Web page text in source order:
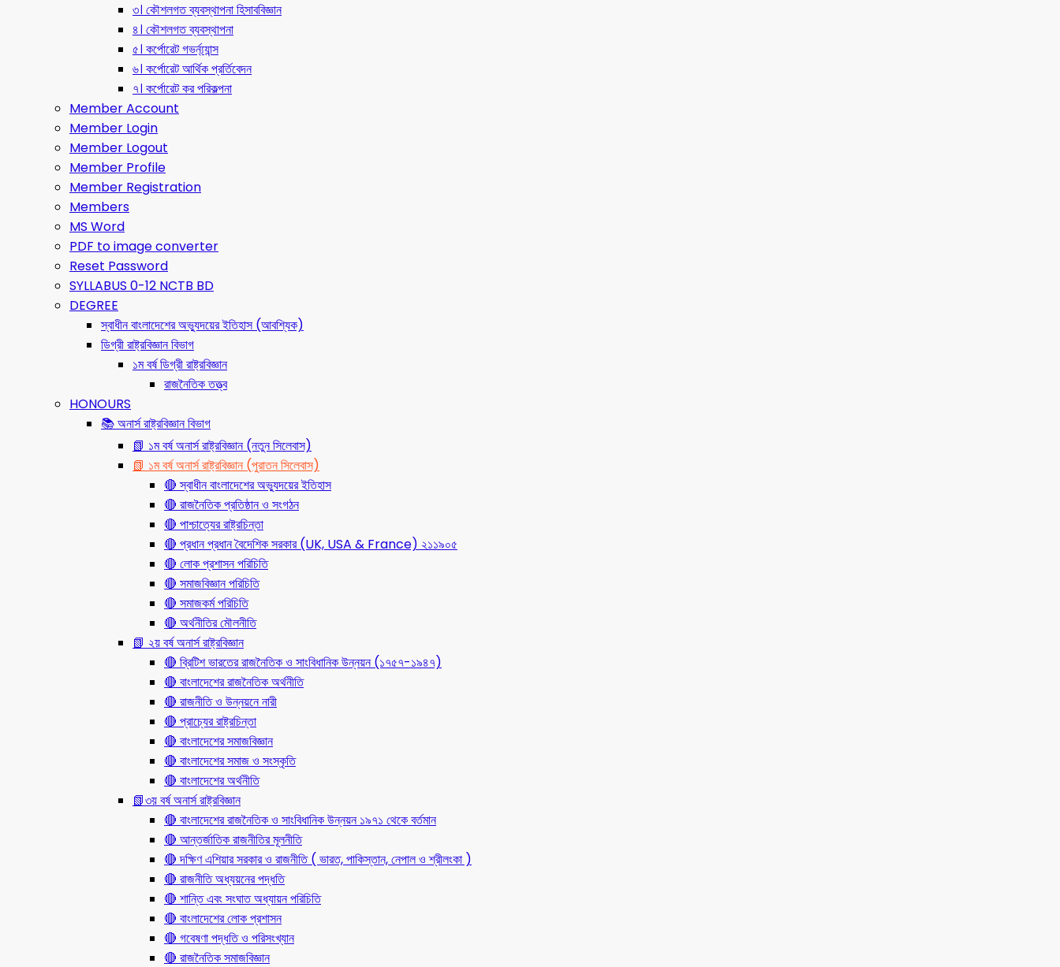
৩। কৌশলগত ব্যবস্থাপনা হিসাববিজ্ঞান
৪। কৌশলগত ব্যবস্থাপনা
৫। কর্পোরেট গভর্ন্য্যান্স
৬। কর্পোরেট আর্থিক প্রর্তিবেদন
৭। কর্পোরেট কর পরিকল্পনা
Member Account
Member Login
Member Logout
Member Profile
Member Registration
Members
MS Word
PDF to image converter
Reset Password
SYLLABUS 0-12 NCTB BD
DEGREE
স্বাধীন বাংলাদেশের অভ্যুদয়ের ইতিহাস (আবশ্যিক)
ডিগ্রী রাষ্ট্রবিজ্ঞান বিভাগ
১ম বর্ষ ডিগ্রী রাষ্ট্রবিজ্ঞান
রাজনৈতিক তত্ত্ব
HONOURS
📚 অনার্স রাষ্ট্রবিজ্ঞান বিভাগ
📗 ১ম বর্ষ অনার্স রাষ্ট্রবিজ্ঞান (নতুন সিলেবাস)
📗 ১ম বর্ষ অনার্স রাষ্ট্রবিজ্ঞান (পুরাতন সিলেবাস)
🔴 স্বাধীন বাংলাদেশের অভ্যুদয়ের ইতিহাস
🔴 রাজনৈতিক প্রতিষ্ঠান ও সংগঠন
🔴 পাশ্চাত্যের রাষ্ট্রচিন্তা
🔴 প্রধান প্রধান বৈদেশিক সরকার (UK, USA & France) ২১১৯০৫
🔴 লোক প্রশাসন পরিচিতি
🔴 সমাজবিজ্ঞান পরিচিতি
🔴 সমাজকর্ম পরিচিতি
🔴 অর্থনীতির মৌলনীতি
📗 ২য় বর্ষ অনার্স রাষ্ট্রবিজ্ঞান
🔴 ব্রিটিশ ভারতের রাজনৈতিক ও সাংবিধানিক উন্নয়ন (১৭৫৭-১৯৪৭)
🔴 বাংলাদেশের রাজনৈতিক অর্থনীতি
🔴 রাজনীতি ও উন্নয়নে নারী
🔴 প্রাচ্যের রাষ্ট্রচিন্তা
🔴 বাংলাদেশের সমাজবিজ্ঞান
🔴 বাংলাদেশের সমাজ ও সংস্কৃতি
🔴 বাংলাদেশের অর্থনীতি
📗৩য় বর্ষ অনার্স রাষ্ট্রবিজ্ঞান
🔴 বাংলাদেশের রাজনৈতিক ও সাংবিধানিক উন্নয়ন ১৯৭১ থেকে বর্তমান
🔴 আন্তর্জাতিক রাজনীতির মূলনীতি
🔴 দক্ষিণ এশিয়ার সরকার ও রাজনীতি ( ভারত, পাকিস্তান, নেপাল ও শ্রীলংকা )
🔴 রাজনীতি অধ্যয়নের পদ্ধতি
🔴 শান্তি এবং সংঘাত অধ্যায়ন পরিচিতি
🔴 বাংলাদেশের লোক প্রশাসন
🔴 গবেষণা পদ্ধতি ও পরিসংখ্যান
🔴 রাজনৈতিক সমাজবিজ্ঞান